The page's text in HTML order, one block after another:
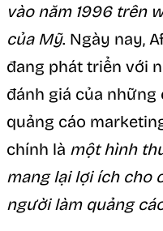
vào năm 1996 trên
của Mỹ. Ngày nay,
đang phát triển với
đánh giá của
quảng cáo
chính là một hình
mang lại lợi ích cho
người làm quảng